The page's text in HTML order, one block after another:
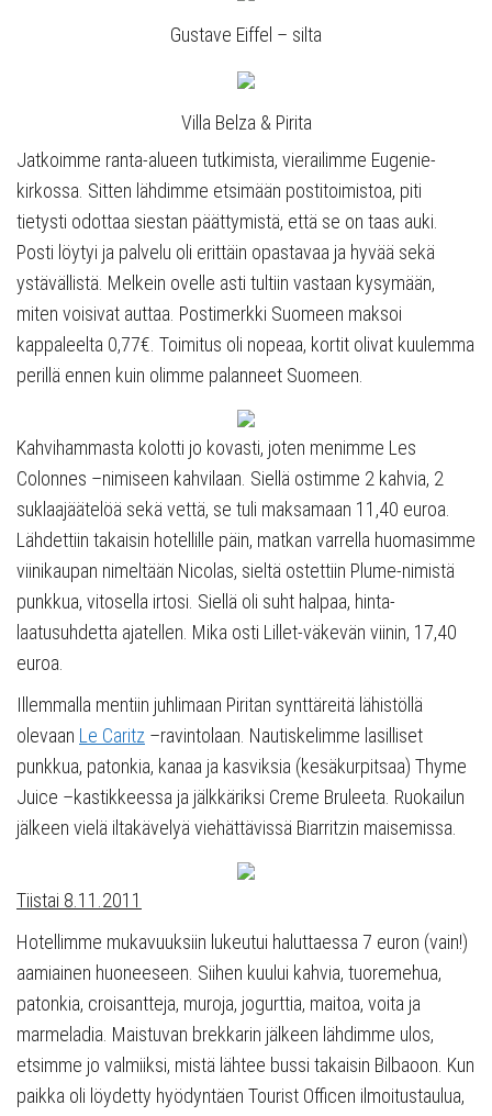
Gustave Eiffel – silta
Villa Belza & Pirita
Jatkoimme ranta-alueen tutkimista, vierailimme Eugenie-
kirkossa. Sitten lähdimme etsimään postitoimistoa, piti
tietysti odottaa siestan päättymistä, että se on taas auki.
Posti löytyi ja palvelu oli erittäin opastavaa ja hyvää sekä
ystävällistä. Melkein ovelle asti tultiin vastaan kysymään,
miten voisivat auttaa. Postimerkki Suomeen maksoi
kappaleelta 0,77€. Toimitus oli nopeaa, kortit olivat kuulemma
perillä ennen kuin olimme palanneet Suomeen.
Kahvihammasta kolotti jo kovasti, joten menimme Les
Colonnes –nimiseen kahvilaan. Siellä ostimme 2 kahvia, 2
suklaajäätelöä sekä vettä, se tuli maksamaan 11,40 euroa.
Lähdettiin takaisin hotellille päin, matkan varrella huomasimme
viinikaupan nimeltään Nicolas, sieltä ostettiin Plume-nimistä
punkkua, vitosella irtosi. Siellä oli suht halpaa, hinta-
laatusuhdetta ajatellen. Mika osti Lillet-väkevän viinin, 17,40
euroa.
Illemmalla mentiin juhlimaan Piritan synttäreitä lähistöllä
olevaan Le Caritz –ravintolaan. Nautiskelimme lasilliset
punkkua, patonkia, kanaa ja kasviksia (kesäkurpitsaa) Thyme
Juice –kastikkeessa ja jälkkäriksi Creme Bruleeta. Ruokailun
jälkeen vielä iltakävelyä viehättävissä Biarritzin maisemissa.
Tiistai 8.11.2011
Hotellimme mukavuuksiin lukeutui haluttaessa 7 euron (vain!)
aamiainen huoneeseen. Siihen kuului kahvia, tuoremehua,
patonkia, croisantteja, muroja, jogurttia, maitoa, voita ja
marmeladia. Maistuvan brekkarin jälkeen lähdimme ulos,
etsimme jo valmiiksi, mistä lähtee bussi takaisin Bilbaoon. Kun
paikka oli löydetty hyödyntäen Tourist Officen ilmoitustaulua,